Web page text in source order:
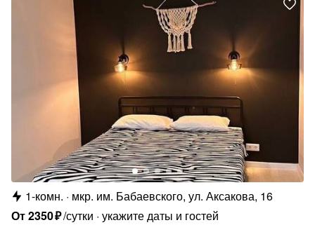
1-комн.
мкр. им. Бабаевского, ул. Аксакова, 16
От2350₽/сутки укажите даты и гостей